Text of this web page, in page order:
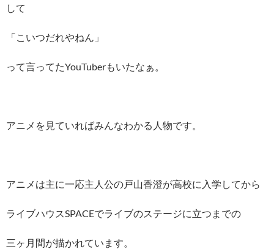
して
「こいつだれやねん」
って言ってたYouTuberもいたなぁ。
アニメを見ていればみんなわかる人物です。
アニメは主に一応主人公の戸山香澄が高校に入学してから
ライブハウスSPACEでライブのステージに立つまでの
三ヶ月間が描かれています。